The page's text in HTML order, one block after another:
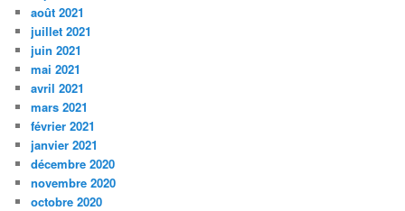
août 2021
juillet 2021
juin 2021
mai 2021
avril 2021
mars 2021
février 2021
janvier 2021
décembre 2020
novembre 2020
octobre 2020